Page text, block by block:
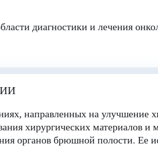
диагностики и лечения
направленных на улучшение
хирургических материалов и
органов брюшной полости. Ее